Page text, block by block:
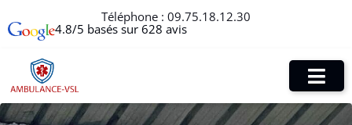
Téléphone : 09.75.18.12.30
4.8/5 basés sur 628 avis